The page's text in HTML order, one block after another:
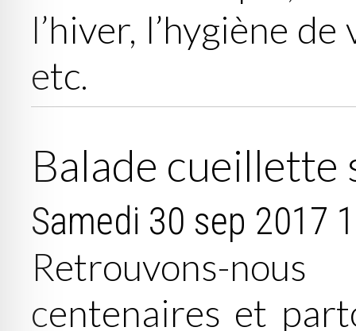
l’hiver, l’hygiène
etc.
Balade cueillette
Samedi 30 sep 2017
Retrouvons-
centenaires et